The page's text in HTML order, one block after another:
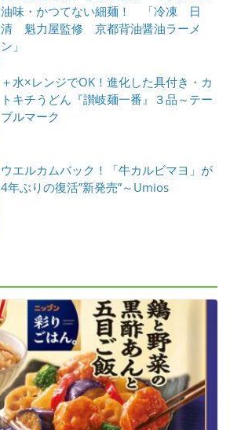
油味・かつてない細麺！ 「冷凍 日
清 魁力屋監修 京都背油醤油ラーメ
ン」
＋水×レンジでOK！進化した具付き・カ
トキチうどん『讃岐麺一番』３品～テー
ブルマーク
ウエルカムバック！「牛カルビマヨ」が
4年ぶりの復活”新発売”～Umios